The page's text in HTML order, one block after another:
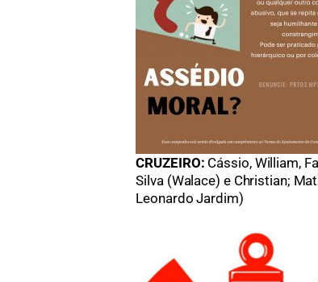
CRUZEIRO: Cássio, William,
Silva (Walace) e Christian;
Leonardo Jardim)